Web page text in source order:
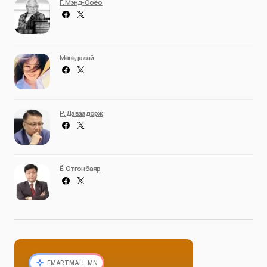
Г. Мэнд-Ооёо
Мөнгөндалай
Р. Даваадорж
Ё. Отгонбаяр
EMARTMALL.MN